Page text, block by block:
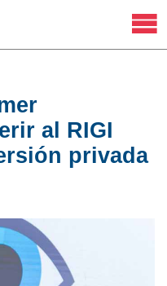
al RIGI
privada